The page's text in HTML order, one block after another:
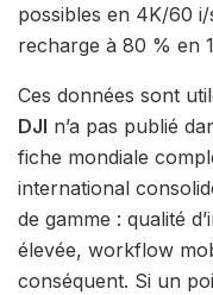
possibles en 4K/60
recharge à 80 % en
Ces données sont
DJI n’a pas publié
fiche mondiale
international
de gamme : qualité
élevée, workflow
conséquent. Si un